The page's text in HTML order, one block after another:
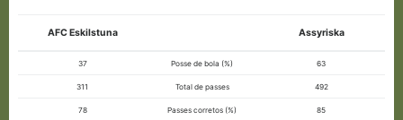
AFC Eskilstuna Assyriska
37 Posse de bola (%) 63
311 Total de passes 492
78 Passes corretos (%) 85